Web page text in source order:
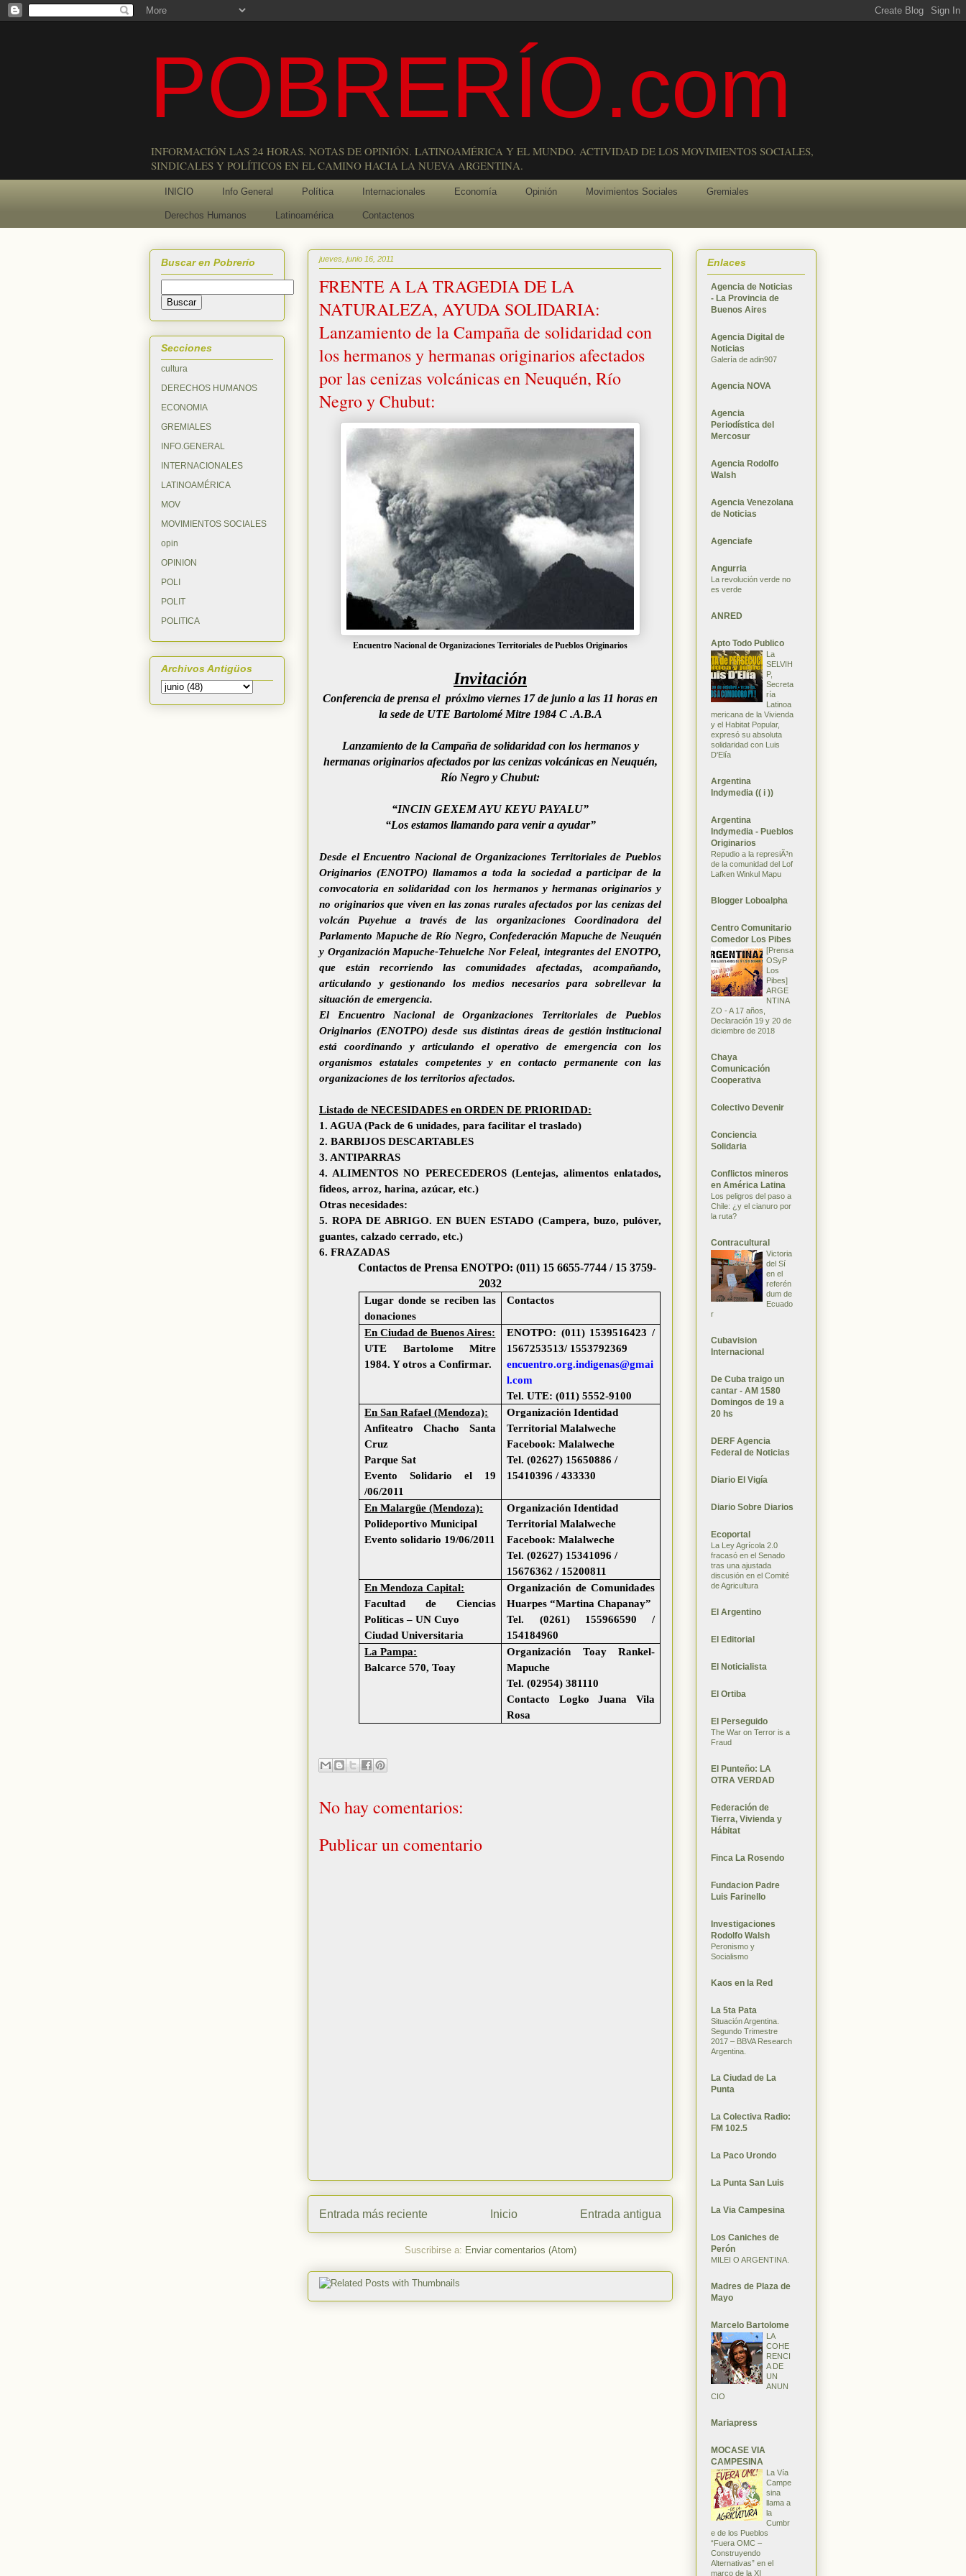
POBRERÍO.com
INFORMACIÓN LAS 24 HORAS. NOTAS DE OPINIÓN. LATINOAMÉRICA Y EL MUNDO. ACTIVIDAD DE LOS MOVIMIENTOS SOCIALES,
SINDICALES Y POLÍTICOS EN EL CAMINO HACIA LA NUEVA ARGENTINA.
INICIO Info General Política Internacionales Economía Opinión Movimientos Sociales Gremiales
Derechos Humanos Latinoamérica Contactenos
jueves, junio 16, 2011
FRENTE A LA TRAGEDIA DE LA
NATURALEZA, AYUDA SOLIDARIA:
Lanzamiento de la Campaña de solidaridad con
los hermanos y hermanas originarios afectados
por las cenizas volcánicas en Neuquén, Río
Negro y Chubut:
Encuentro Nacional de Organizaciones Territoriales de Pueblos Originarios
Invitación
Conferencia de prensa el próximo viernes 17 de junio a las 11 horas en
la sede de UTE Bartolomé Mitre 1984 C .A.B.A
Lanzamiento de la Campaña de solidaridad con los hermanos y
hermanas originarios afectados por las cenizas volcánicas en Neuquén,
Río Negro y Chubut:
“INCIN GEXEM AYU KEYU PAYALU”
“Los estamos llamando para venir a ayudar”
Desde el Encuentro Nacional de Organizaciones Territoriales de Pueblos
Originarios (ENOTPO) llamamos a toda la sociedad a participar de la
convocatoria en solidaridad con los hermanos y hermanas originarios y
no originarios que viven en las zonas rurales afectados por las cenizas del
volcán Puyehue a través de las organizaciones Coordinadora del
Parlamento Mapuche de Río Negro,Confederación Mapuche de Neuquén
y Organización Mapuche-Tehuelche Nor Feleal, integrantes del ENOTPO,
que están recorriendo las comunidades afectadas, acompañando,
articulando y gestionando los medios necesarios para sobrellevar la
situación de emergencia.
El Encuentro Nacional de Organizaciones Territoriales de Pueblos
Originarios (ENOTPO) desde sus distintas áreas de gestión institucional
está coordinando y articulando el operativo de emergencia con los
organismos estatales competentes y en contacto permanente con las
organizaciones de los territorios afectados.
Listado de NECESIDADES en ORDEN DE PRIORIDAD:
1. AGUA (Pack de 6 unidades, para facilitar el traslado)
2. BARBIJOS DESCARTABLES
3. ANTIPARRAS
4. ALIMENTOS NO PERECEDEROS (Lentejas, alimentos enlatados,
fideos, arroz, harina, azúcar, etc.)
Otras necesidades:
5. ROPA DE ABRIGO. EN BUEN ESTADO (Campera, buzo, pulóver,
guantes, calzado cerrado, etc.)
6. FRAZADAS
Contactos de Prensa ENOTPO: (011) 15 6655-7744 / 15 3759-
2032
Lugar donde se reciben las
donaciones
Contactos
En Ciudad de Buenos Aires:
UTE Bartolome Mitre
1984. Y otros a Confirmar.
ENOTPO: (011) 1539516423 /
1567253513/ 1553792369
encuentro.org.indigenas@gmai
l.com
Tel. UTE: (011) 5552-9100
En San Rafael (Mendoza):
Anfiteatro Chacho Santa
Cruz
Parque Sat
Evento Solidario el 19
/06/2011
Organización Identidad
Territorial Malalweche
Facebook: Malalweche
Tel. (02627) 15650886 /
15410396 / 433330
En Malargüe (Mendoza):
Polideportivo Municipal
Evento solidario 19/06/2011
Organización Identidad
Territorial Malalweche
Facebook: Malalweche
Tel. (02627) 15341096 /
15676362 / 15200811
En Mendoza Capital:
Facultad de Ciencias
Políticas – UN Cuyo
Ciudad Universitaria
Organización de Comunidades
Huarpes “Martina Chapanay”
Tel. (0261) 155966590 /
154184960
La Pampa:
Balcarce 570, Toay
Organización Toay Rankel-
Mapuche
Tel. (02954) 381110
Contacto Logko Juana Vila
Rosa
No hay comentarios:
Publicar un comentario
Entrada más reciente Entrada antigua
Inicio
Suscribirse a: Enviar comentarios (Atom)
Buscar en Pobrerío
Secciones
cultura
DERECHOS HUMANOS
ECONOMIA
GREMIALES
INFO.GENERAL
INTERNACIONALES
LATINOAMÉRICA
MOV
MOVIMIENTOS SOCIALES
opin
OPINION
POLI
POLIT
POLITICA
Archivos Antigüos
Enlaces
Agencia de Noticias
- La Provincia de
Buenos Aires
Agencia Digital de
Noticias
Galería de adin907
Agencia NOVA
Agencia
Periodística del
Mercosur
Agencia Rodolfo
Walsh
Agencia Venezolana
de Noticias
Agenciafe
Angurria
La revolución verde no
es verde
ANRED
Apto Todo Publico
La
SELVIH
P,
Secreta
ría
Latinoa
mericana de la Vivienda
y el Habitat Popular,
expresó su absoluta
solidaridad con Luis
D'Elía
Argentina
Indymedia (( i ))
Argentina
Indymedia - Pueblos
Originarios
Repudio a la represiÃ³n
de la comunidad del Lof
Lafken Winkul Mapu
Blogger Loboalpha
Centro Comunitario
Comedor Los Pibes
[Prensa
OSyP
Los
Pibes]
ARGE
NTINA
ZO - A 17 años,
Declaración 19 y 20 de
diciembre de 2018
Chaya
Comunicación
Cooperativa
Colectivo Devenir
Conciencia
Solidaria
Conflictos mineros
en América Latina
Los peligros del paso a
Chile: ¿y el cianuro por
la ruta?
Contracultural
Victoria
del Sí
en el
referén
dum de
Ecuado
r
Cubavision
Internacional
De Cuba traigo un
cantar - AM 1580
Domingos de 19 a
20 hs
DERF Agencia
Federal de Noticias
Diario El Vigía
Diario Sobre Diarios
Ecoportal
La Ley Agrícola 2.0
fracasó en el Senado
tras una ajustada
discusión en el Comité
de Agricultura
El Argentino
El Editorial
El Noticialista
El Ortiba
El Perseguido
The War on Terror is a
Fraud
El Punteño: LA
OTRA VERDAD
Federación de
Tierra, Vivienda y
Hábitat
Finca La Rosendo
Fundacion Padre
Luis Farinello
Investigaciones
Rodolfo Walsh
Peronismo y
Socialismo
Kaos en la Red
La 5ta Pata
Situación Argentina.
Segundo Trimestre
2017 – BBVA Research
Argentina.
La Ciudad de La
Punta
La Colectiva Radio:
FM 102.5
La Paco Urondo
La Punta San Luis
La Via Campesina
Los Caniches de
Perón
MILEI O ARGENTINA.
Madres de Plaza de
Mayo
Marcelo Bartolome
LA
COHE
RENCI
A DE
UN
ANUN
CIO
Mariapress
MOCASE VIA
CAMPESINA
La Vía
Campe
sina
llama a
la
Cumbr
e de los Pueblos
“Fuera OMC –
Construyendo
Alternativas” en el
marco de la XI